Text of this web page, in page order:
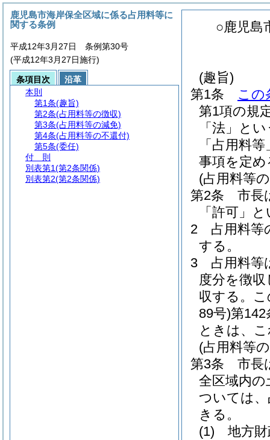
○鹿児島
(趣旨)
第1条
この
第1項の規
「法」と
「占用料
事項を定
(占用料等
第2条
市長
「許可」
2
占用料等
する。
3
占用料等
度分を徴
収する。
89号)第142
ときは、
(占用料等
第3条
市長
全区域内
ついては
きる。
(1)
地方
鹿児島市海岸保全区域に係る占用料等に
関する条例
平成12年3月27日 条例第30号
(平成12年3月27日施行)
条項目次
沿革
本則
第1条(趣旨)
第2条(占用料等の徴収)
第3条(占用料等の減免)
第4条(占用料等の不還付)
第5条(委任)
付 則
別表第1(第2条関係)
別表第2(第2条関係)